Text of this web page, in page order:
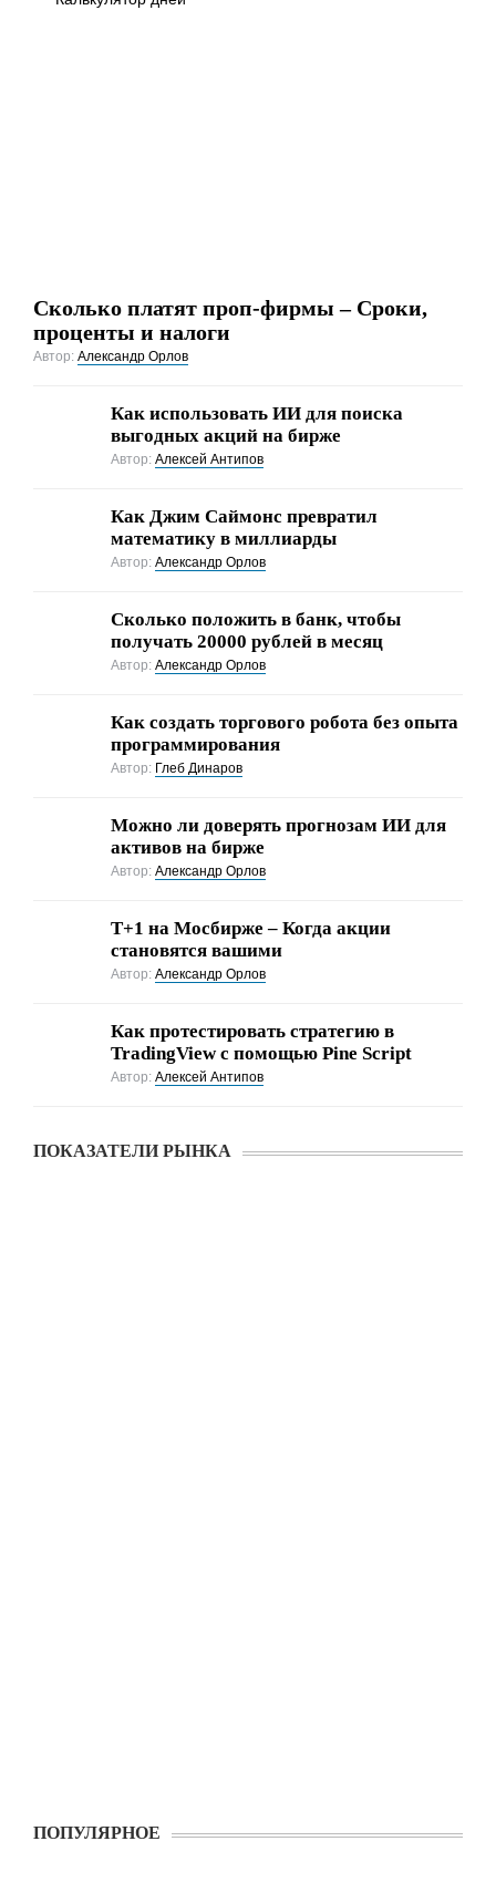
Сколько платят проп-фирмы – Сроки,
проценты и налоги
Автор:Александр Орлов
Как использовать ИИ для поиска
выгодных акций на бирже
Автор:Алексей Антипов
Как Джим Саймонс превратил
математику в миллиарды
Автор:Александр Орлов
Сколько положить в банк, чтобы
получать 20000 рублей в месяц
Автор:Александр Орлов
Как создать торгового робота без опыта
программирования
Автор: Глеб Динаров
Можно ли доверять прогнозам ИИ для
активов на бирже
Автор:Александр Орлов
Т+1 на Мосбирже – Когда акции
становятся вашими
Автор:Александр Орлов
Как протестировать стратегию в
TradingView с помощью Pine Script
Автор:Алексей Антипов
ПОКАЗАТЕЛИ РЫНКА
ПОПУЛЯРНОЕ